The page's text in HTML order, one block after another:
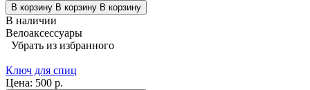
В корзину В корзину В корзину
В наличии
Велоаксессуары
Убрать из избранного
Ключ для спиц
Цена: 500 р.